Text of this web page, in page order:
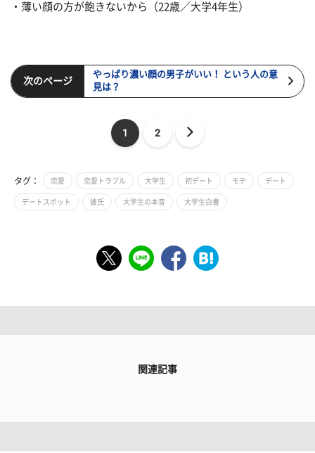
・薄い顔の方が飽きないから（22歳／大学4年生）
次のページ
やっぱり濃い顔の男子がいい！ という人の意
見は？
1 2
タグ： 恋愛 恋愛トラブル 大学生 初デート モテ デート
デートスポット 彼氏 大学生の本音 大学生白書
関連記事